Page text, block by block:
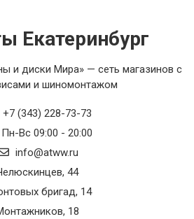
Екатеринбург
и диски Мира» — сеть магазинов с
и шиномонтажом
+7 (343) 228-73-73
Пн-Вс 09:00 - 20:00
info@atww.ru
44
бригад, 14
18